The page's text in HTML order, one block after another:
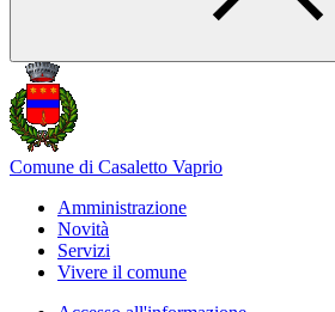
Comune di Casaletto Vaprio
Amministrazione
Novità
Servizi
Vivere il comune